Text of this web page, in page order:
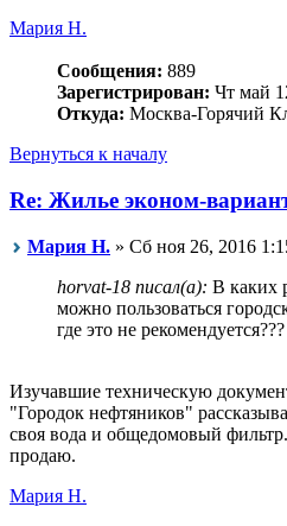
Мария Н.
Сообщения: 889
Зарегистрирован: Чт май
Откуда: Москва-Горячий
Вернуться к началу
Re: Жилье эконом-
Мария Н. » Сб ноя 26, 2016
horvat-18 писал(а): В каких
можно пользоваться
где это не рекомендуется???
Изучавшие техническую
"Городок нефтяников"
своя вода и общедомовый
продаю.
Мария Н.